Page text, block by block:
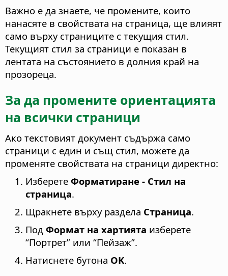
Важно е да знаете, че промените, които
нанасяте в свойствата на страница, ще влияят
само върху страниците с текущия стил.
Текущият стил за страници е показан в
лентата на състоянието в долния край на
прозореца.
За да промените ориентацията
на всички страници
Ако текстовият документ съдържа само
страници с един и същ стил, можете да
променяте свойствата на страници директно:
Изберете Форматиране - Стил на
страница.
Щракнете върху раздела Страница.
Под Формат на хартията изберете
“Портрет” или “Пейзаж”.
Натиснете бутона OK.